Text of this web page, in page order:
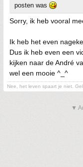
posten was
Sorry, ik heb vooral
Ik heb het even
Dus ik heb even een
kijken naar de André
wel een mooie ^_^
Nee, het leven spaart je niet.
▼